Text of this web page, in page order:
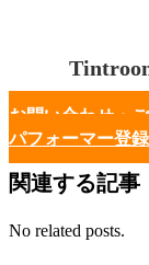
お問い合わせ・
パフォーマー登録
関連する記事
No related posts.